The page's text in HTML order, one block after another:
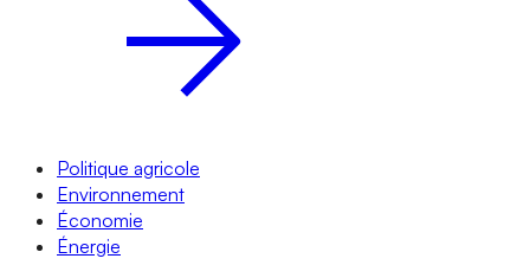
Politique agricole
Environnement
Économie
Énergie